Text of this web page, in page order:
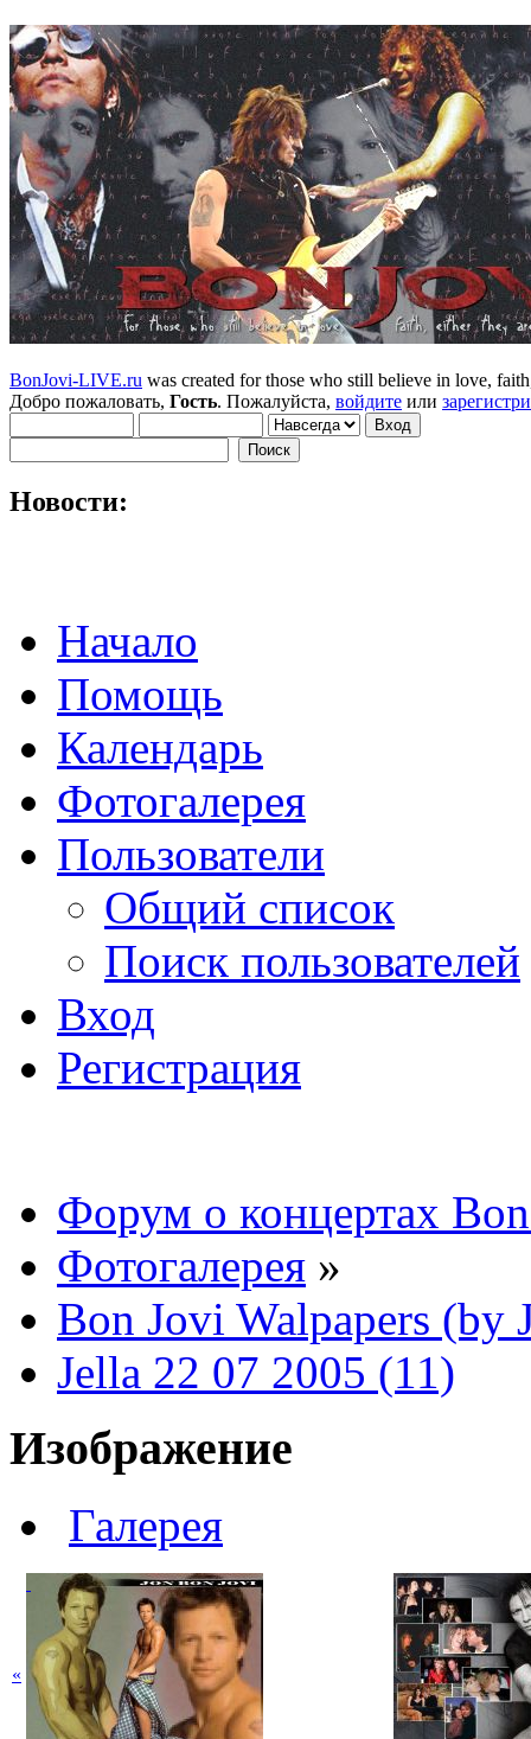
BonJovi-LIVE.ru was created for those who still believe in love,
Добро пожаловать, Гость. Пожалуйста, войдите или
Новости:
Начало
Помощь
Календарь
Фотогалерея
Пользователи
Общий список
Поиск пользователей
Вход
Регистрация
Форум о концертах
Фотогалерея »
Bon Jovi Walpapers (by
Jella 22 07 2005 (11)
Изображение
Галерея
«